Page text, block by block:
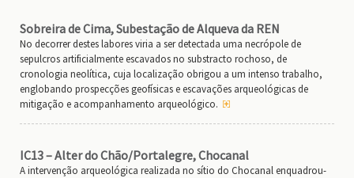
Sobreira de Cima, Subestação de Alqueva da REN
No decorrer destes labores viria a ser detectada uma necrópole de
sepulcros artificialmente escavados no substracto rochoso, de
cronologia neolítica, cuja localização obrigou a um intenso trabalho,
englobando prospecções geofísicas e escavações arqueológicas de
mitigação e acompanhamento arqueológico.
IC13 – Alter do Chão/Portalegre, Chocanal
A intervenção arqueológica realizada no sítio do Chocanal enquadrou-